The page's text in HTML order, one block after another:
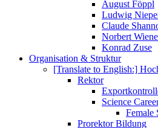
August Föppl
Ludwig
Claude
Norbert
Konrad Zuse
Organisation & Struktur
[Translate to English:]
Rektor
Science
Female
Prorektor Bildung